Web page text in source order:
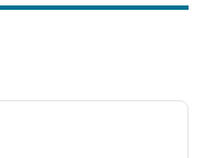
다음